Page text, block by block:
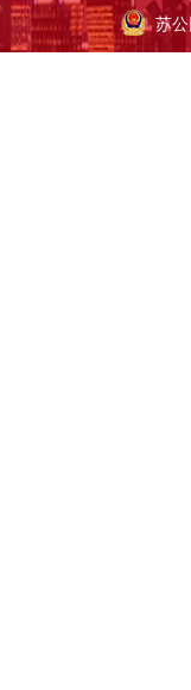
苏公